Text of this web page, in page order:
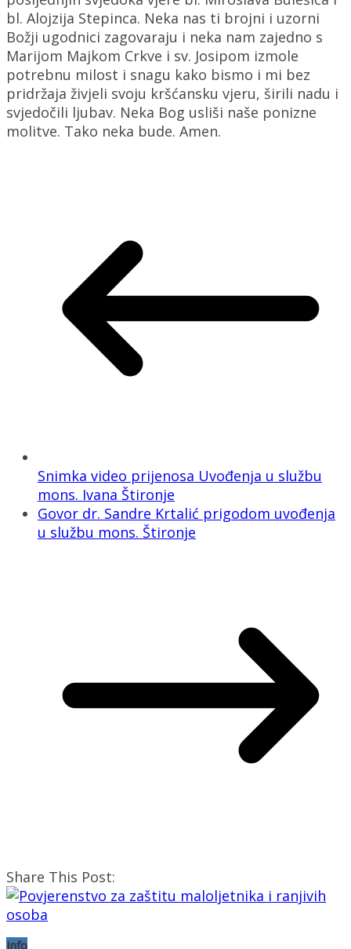
bl. Alojzija Stepinca. Neka nas ti brojni i uzorni
Božji ugodnici zagovaraju i neka nam zajedno s
Marijom Majkom Crkve i sv. Josipom izmole
potrebnu milost i snagu kako bismo i mi bez
pridržaja živjeli svoju kršćansku vjeru, širili nadu i
svjedočili ljubav. Neka Bog usliši naše ponizne
molitve. Tako neka bude. Amen.
Snimka video prijenosa Uvođenja u službu
mons. Ivana Štironje
Govor dr. Sandre Krtalić prigodom uvođenja
u službu mons. Štironje
Share This Post:
Info